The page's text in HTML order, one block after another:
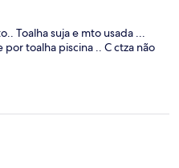
Toalha suja e mto usada ...
toalha piscina .. C ctza não